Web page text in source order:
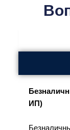
ИП)